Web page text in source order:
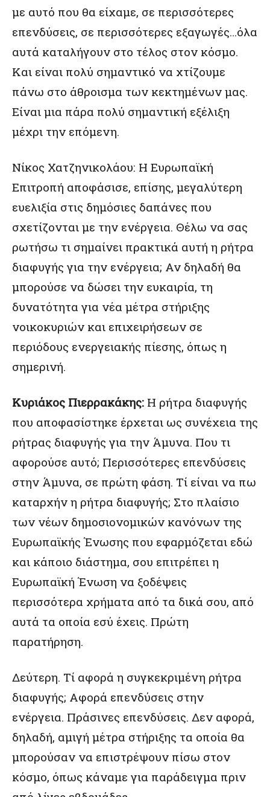
με αυτό που θα είχαμε, σε περισσότερες
επενδύσεις, σε περισσότερες εξαγωγές…όλα
αυτά καταλήγουν στο τέλος στον κόσμο.
Και είναι πολύ σημαντικό να χτίζουμε
πάνω στο άθροισμα των κεκτημένων μας.
Είναι μια πάρα πολύ σημαντική εξέλιξη
μέχρι την επόμενη.
Νίκος Χατζηνικολάου: Η Ευρωπαϊκή
Επιτροπή αποφάσισε, επίσης, μεγαλύτερη
ευελιξία στις δημόσιες δαπάνες που
σχετίζονται με την ενέργεια. Θέλω να σας
ρωτήσω τι σημαίνει πρακτικά αυτή η ρήτρα
διαφυγής για την ενέργεια; Αν δηλαδή θα
μπορούσε να δώσει την ευκαιρία, τη
δυνατότητα για νέα μέτρα στήριξης
νοικοκυριών και επιχειρήσεων σε
περιόδους ενεργειακής πίεσης, όπως η
σημερινή.
Κυριάκος Πιερρακάκης: Η ρήτρα διαφυγής
που αποφασίστηκε έρχεται ως συνέχεια της
ρήτρας διαφυγής για την Άμυνα. Που τι
αφορούσε αυτό; Περισσότερες επενδύσεις
στην Άμυνα, σε πρώτη φάση. Τί είναι να πω
καταρχήν η ρήτρα διαφυγής; Στο πλαίσιο
των νέων δημοσιονομικών κανόνων της
Ευρωπαϊκής Ένωσης που εφαρμόζεται εδώ
και κάποιο διάστημα, σου επιτρέπει η
Ευρωπαϊκή Ένωση να ξοδέψεις
περισσότερα χρήματα από τα δικά σου, από
αυτά τα οποία εσύ έχεις. Πρώτη
παρατήρηση.
Δεύτερη. Τί αφορά η συγκεκριμένη ρήτρα
διαφυγής; Αφορά επενδύσεις στην
ενέργεια. Πράσινες επενδύσεις. Δεν αφορά,
δηλαδή, αμιγή μέτρα στήριξης τα οποία θα
μπορούσαν να επιστρέψουν πίσω στον
κόσμο, όπως κάναμε για παράδειγμα πριν